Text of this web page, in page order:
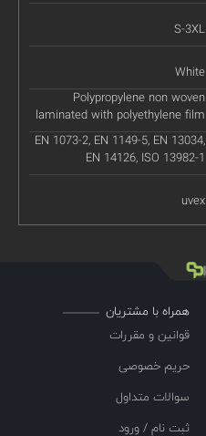
S-3XL
White
Polypropylene non woven
laminated with polyethylene film
EN 1073-2, EN 1149-5, EN 13034,
EN 14126, ISO 13982-1
uvex
همراه با مشتریان
قوانین و مقررات
حریم خصوصی
سوالات متداول
ثبت نام / ورود